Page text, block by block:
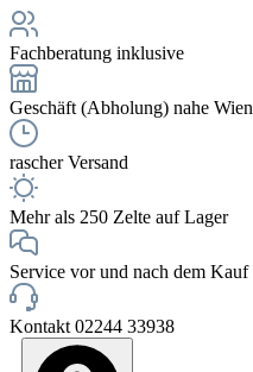
Fachberatung inklusive
Geschäft (Abholung) nahe Wien
rascher Versand
Mehr als 250 Zelte auf Lager
Service vor und nach dem Kauf
Kontakt 02244 33938